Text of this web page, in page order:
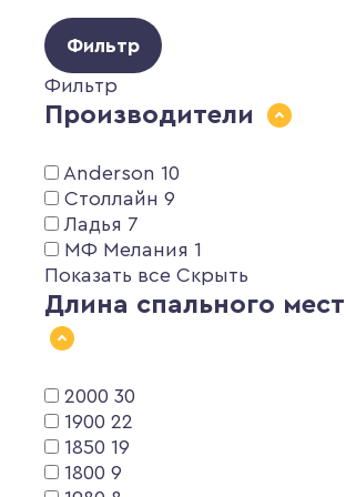
Фильтр
Фильтр
Производители
Anderson 10
Столлайн 9
Ладья 7
МФ Мелания 1
Показать все Скрыть
Длина спального
2000 30
1900 22
1850 19
1800 9